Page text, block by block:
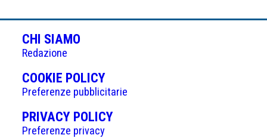
CHI SIAMO
Redazione
COOKIE POLICY(APRE
IN
UNA
NUOVA
Preferenze pubblicitarie
PRIVACY POLICY(APRE
Preferenze privacy